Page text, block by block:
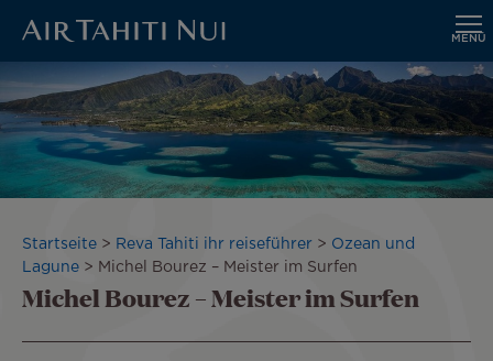
Hauptinhalt
wechseln
MENÜ
Pfadnavigation
Startseite Reva Tahiti ihr reiseführer
Ozean und
Lagune
Michel Bourez – Meister im Surfen
Michel Bourez – Meister im Surfen